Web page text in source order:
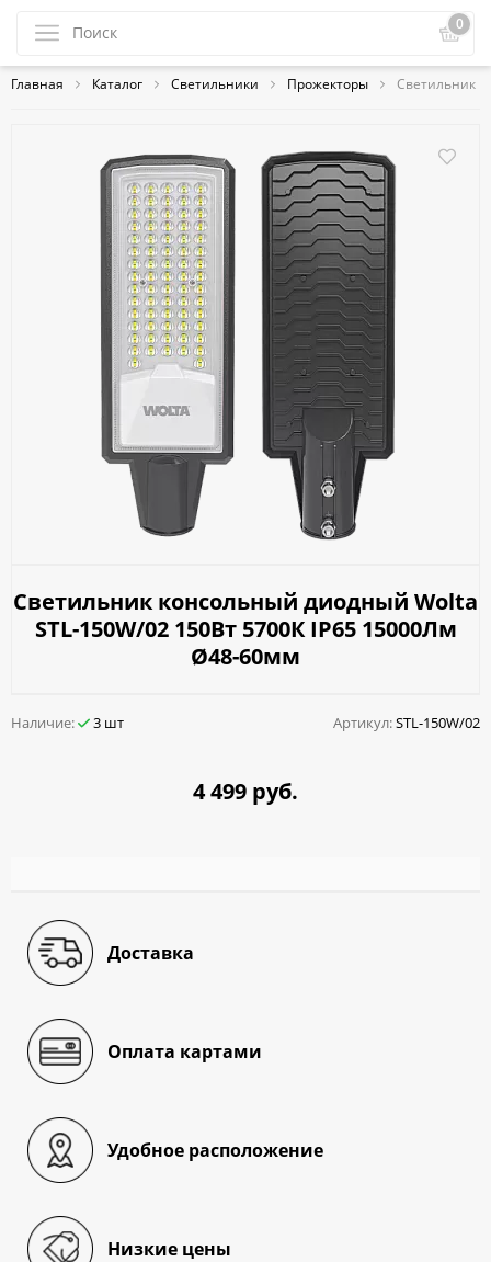
0
Главная Каталог Светильники Прожекторы Светильник
Светильник консольный диодный Wolta
STL-150W/02 150Вт 5700К IP65 15000Лм
Ø48-60мм
Наличие: 3 шт Артикул:STL-150W/02
4 499 руб.
Доставка
Оплата картами
Удобное расположение
Низкие цены